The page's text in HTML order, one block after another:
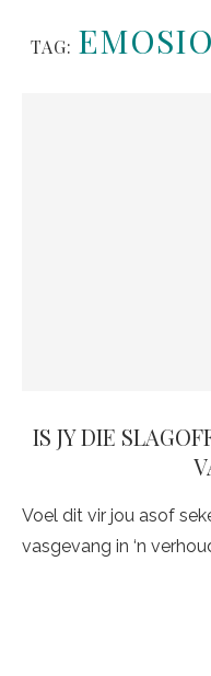
TAG:
IS JY DIE
Voel dit vir jou asof
vasgevang in ‘n